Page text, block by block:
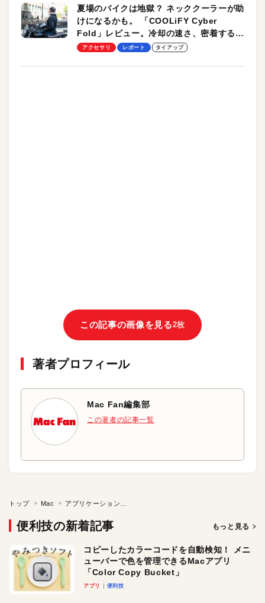
夏場のバイクは地獄？ ネッククーラーが助
けになるかも。 「COOLiFY Cyber
Fold」レビュー。冷却の速さ、密着する冷
却プレート、シンプルな操作性がグッド！
アクセサリ レポート タイアップ
この記事の画像を見る2枚
著者プロフィール
Mac Fan編集部
この著者の記事一覧
トップ Mac
便利技の新着記事 もっと見る
コピーしたカラーコードを自動検知！ メニ
ューバーで色を管理できるMacアプリ
「Color Copy Bucket」
アプリ 便利技